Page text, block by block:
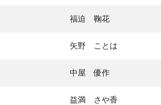
福迫 鞠花
矢野 ことは
中屋 優作
益満 さや香